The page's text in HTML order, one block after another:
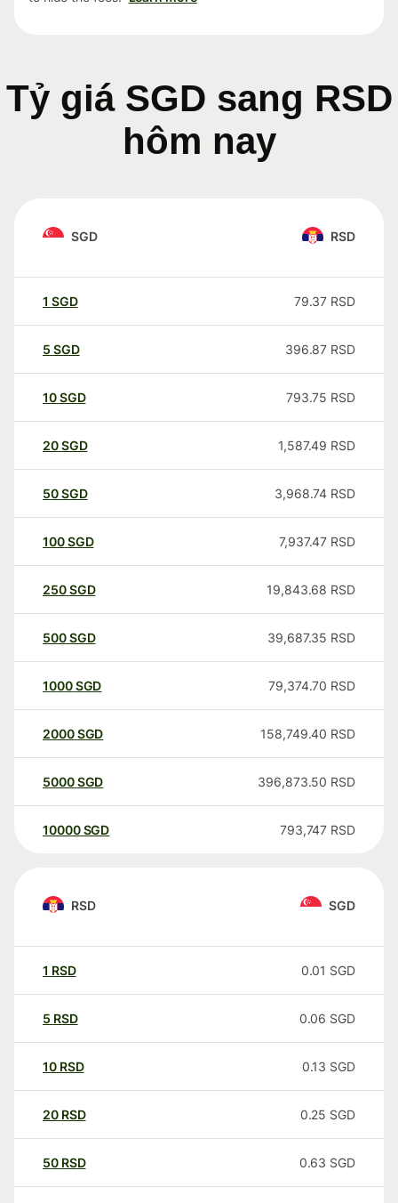
Tỷ giá SGD sang RSD
hôm nay
SGD RSD
1 SGD 79.37 RSD
5 SGD 396.87 RSD
10SGD 793.75 RSD
20SGD 1,587.49 RSD
50SGD 3,968.74 RSD
100SGD 7,937.47 RSD
250SGD 19,843.68 RSD
500SGD 39,687.35 RSD
1000SGD 79,374.70 RSD
2000SGD 158,749.40 RSD
5000SGD 396,873.50 RSD
10000 SGD 793,747 RSD
RSD SGD
1 RSD 0.01 SGD
5 RSD 0.06 SGD
10 RSD 0.13 SGD
20 RSD 0.25 SGD
50 RSD 0.63 SGD